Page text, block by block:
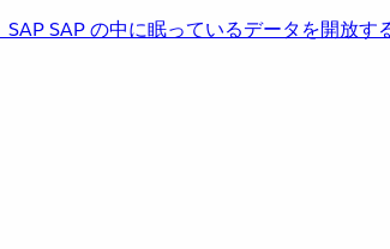
SAPSAP の中に眠っているデータを開放す